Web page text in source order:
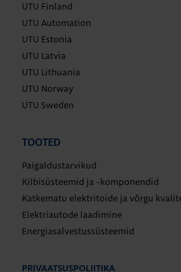
UTU Finland
UTU Automation
UTU Estonia
UTU Latvia
UTU Lithuania
UTU Norway
UTU Sweden
TOOTED
Paigaldustarvikud
Kilbisüsteemid ja -komponendid
Katkematu elektritoide ja võrgu
Elektriautode laadimine
Energiasalvestussüsteemid
PRIVAATSUSPOLIITIKA